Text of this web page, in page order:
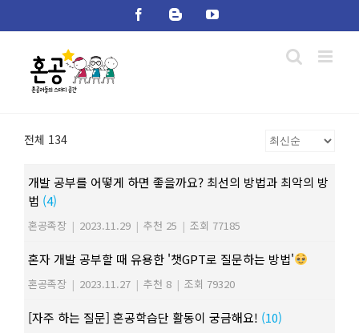
FacebookBloggerYouTube
전체 134
개발 공부를 어떻게 하면 좋을까요? 최선의 방법과 최악의 방
법 (4)
혼공족장 | 2023.11.29 | 추천 25 | 조회 77185
혼자 개발 공부할 때 유용한 '챗GPT로 질문하는 방법'
혼공족장 | 2023.11.27 | 추천 8 | 조회 79320
[자주 하는 질문] 혼공학습단 활동이 궁금해요! (10)